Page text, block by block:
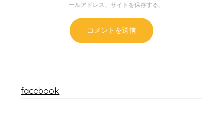
ールアドレス、サイトを保存する。
facebook